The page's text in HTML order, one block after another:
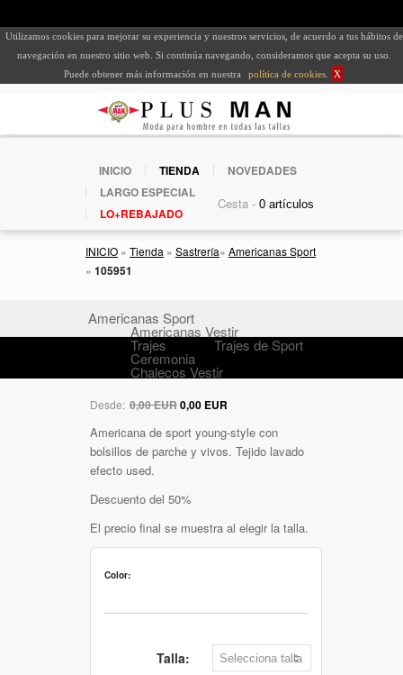
Utilizamos cookies para mejorar su experiencia y nuestros servicios, de acuerdo a tus hábitos de
navegación en nuestro sitio web. Si continúa navegando, consideramos que acepta su uso.
Puede obtener más información en nuestra
política de cookies X
INICIO TIENDA
NOVEDADES
LARGO ESPECIAL
LO+REBAJADO
Cesta -
INICIO » Tienda » Sastrería» Americanas Sport
» 105951
Americanas Sport
Americanas Vestir
Trajes Trajes de Sport
Ceremonia
Chalecos Vestir
Desde: 0,00 EUR0,00 EUR
Americana de sport young-style con
bolsillos de parche y vivos. Tejido lavado
efecto used.
Descuento del 50%
El precio final se muestra al elegir la talla.
Color:
Talla: